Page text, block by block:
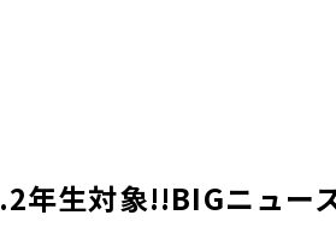
年生対象!!BIGニュー